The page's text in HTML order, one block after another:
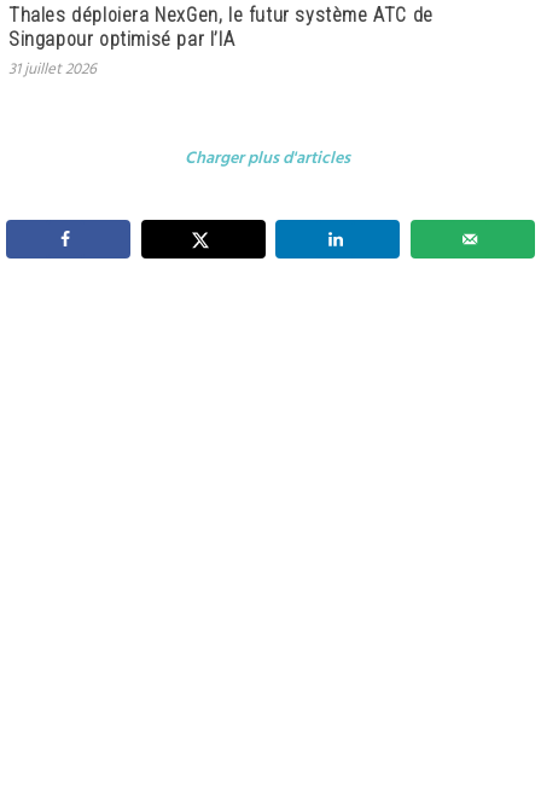
Thales déploiera NexGen, le futur système ATC de
Singapour optimisé par l’IA
31 juillet 2026
Charger plus d'articles